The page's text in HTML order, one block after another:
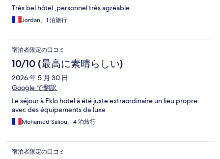
Très bel hôtel ,personnel très agréable
Jordan、1 泊旅行
宿泊者限定の口コミ
10/10 (最高に素晴らしい)
2026 年 5 月 30 日
Google で翻訳
Le séjour à Eklo hotel à été juste extraordinaire un lieu propre
avec des équipements de luxe
Mohamed Saliou、4 泊旅行
宿泊者限定の口コミ